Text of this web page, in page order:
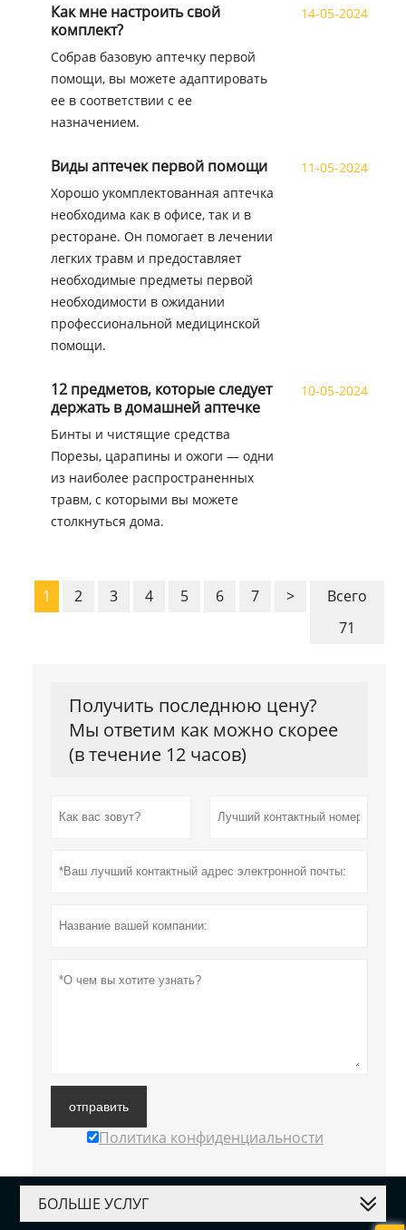
Как мне настроить свой
комплект?
Собрав базовую аптечку первой
помощи, вы можете адаптировать
ее в соответствии с ее
назначением.
14-05-2024
Виды аптечек первой помощи
Хорошо укомплектованная аптечка
необходима как в офисе, так и в
ресторане. Он помогает в лечении
легких травм и предоставляет
необходимые предметы первой
необходимости в ожидании
профессиональной медицинской
помощи.
11-05-2024
12 предметов, которые следует
держать в домашней аптечке
Бинты и чистящие средства
Порезы, царапины и ожоги — одни
из наиболее распространенных
травм, с которыми вы можете
столкнуться дома.
10-05-2024
1 2 3 4 5 6 7 >
Всего
71
Получить последнюю цену?
Мы ответим как можно скорее
(в течение 12 часов)
отправить
Политика конфиденциальности
БОЛЬШЕ УСЛУГ